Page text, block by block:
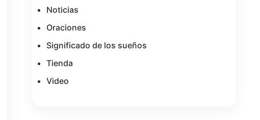
Noticias
Oraciones
Significado de los sueños
Tienda
Video